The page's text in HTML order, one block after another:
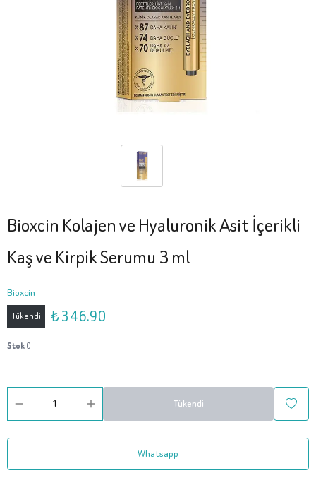
Bioxcin Kolajen ve Hyaluronik Asit İçerikli
Kaş ve Kirpik Serumu 3 ml
Bioxcin
Tükendi ₺ 346.90
Stok0
Tükendi
Whatsapp